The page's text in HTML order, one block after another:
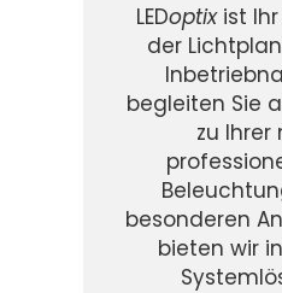
LEDoptix ist
der
begleiten Sie
zu Ihrer
besonderen
bieten wir